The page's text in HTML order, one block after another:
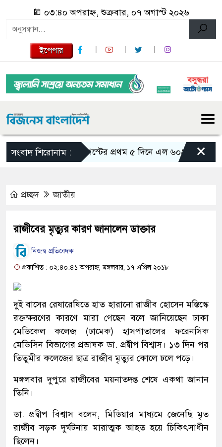
০৩:৪০ অপরাহ্ন, শুক্রবার, ০৭ অগাস্ট ২০২৬
ইপেপার
সংবাদ শিরোনাম :আগস্টের প্রথম ৫ দিনে এল ৬০২ মিলিয়ন ডলার
×
প্রচ্ছদ জাতীয়
রাজীবের মৃত্যুর কারণ জানালেন ডাক্তার
নিজস্ব প্রতিবেদক
প্রকাশিত : ০২:৪০:৪১ অপরাহ্ন, মঙ্গলবার, ১৭ এপ্রিল ২০১৮
দুই বাসের রেষারেষিতে হাত হারানো রাজীব হোসেন মস্তিস্কে
রক্তক্ষরণের কারণে মারা গেছেন বলে জানিয়েছেন ঢাকা
মেডিকেল কলেজ (ঢামেক) হাসপাতালের ফরেনসিক
মেডিসিন বিভাগের প্রভাষক ডা. প্রদ্বীপ বিশ্বাস। ১৩ দিন পর
তিতুমীর কলেজের ছাত্র রাজীব মৃত্যুর কোলে ঢলে পড়ে।
মঙ্গলবার দুপুরে রাজীবের ময়নাতদন্ত শেষে একথা জানান
তিনি।
ডা. প্রদ্বীপ বিশ্বাস বলেন, মিডিয়ার মাধ্যমে জেনেছি মৃত
রাজীব সড়ক দুর্ঘটনায় মারাত্মক আহত হয়ে চিকিৎসাধীন
ছিলেন।